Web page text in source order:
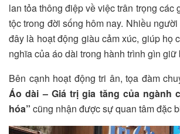
lan tỏa thông điệp về việc trân trọng các
tộc trong đời sống hôm nay. Nhiều
đây là hoạt động giàu cảm xúc, giúp họ
nghĩa của áo dài trong hành trình gìn giữ
Bên cạnh hoạt động tri ân, tọa đàm
Áo dài – Giá trị gia tăng của ngành
hóa” cũng nhận được sự quan tâm đặc